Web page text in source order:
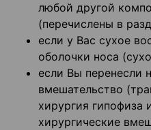
любой другой
(перечислены в
если у Вас сухое
оболочки носа
если Вы перенесли
вмешательство
хирургия гипофиза
хирургические